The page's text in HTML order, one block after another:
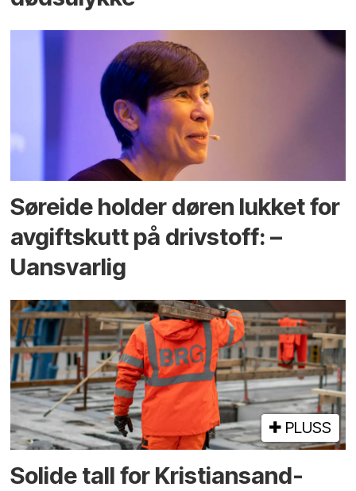
Søreide holder døren lukket for
avgiftskutt på drivstoff: –
Uansvarlig
PLUSS
Solide tall for Kristiansand-